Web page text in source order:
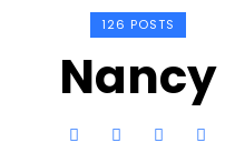
126 POSTS
Nancy